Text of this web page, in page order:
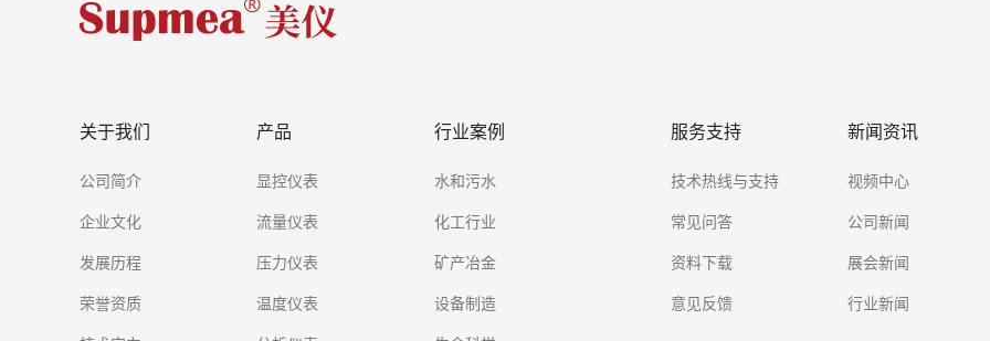
关于我们
公司简介
企业文化
发展历程
荣誉资质
产品
显控仪表
流量仪表
压力仪表
温度仪表
行业案例
水和污水
化工行业
矿产冶金
设备制造
服务支持
技术热线与支持
常见问答
资料下载
意见反馈
新闻资讯
视频中心
公司新闻
展会新闻
行业新闻